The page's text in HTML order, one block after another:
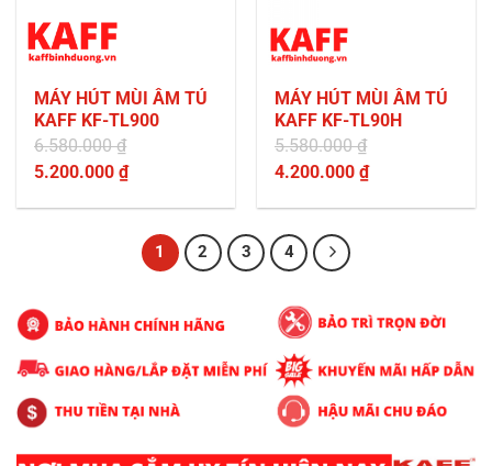
MÁY HÚT MÙI ÂM TỦ
KAFF KF-TL900
6.580.000₫
Giá
5.200.000₫
5.200.000 ₫.
MÁY HÚT MÙI ÂM TỦ
KAFF KF-TL90H
5.580.000₫
Giá
5.580.000 ₫.
4.200.000₫
tại
là:
4.200.000 ₫.
1 2 3 4